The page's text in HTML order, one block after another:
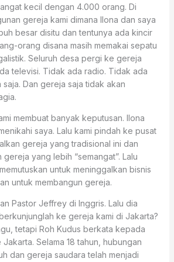
kecil dengan 4.000 orang. Di
gereja kami dimana Ilona dan saya
besar disitu dan tentunya ada kincir
orang disana masih memakai sepatu
Seluruh desa pergi ke gereja
televisi. Tidak ada radio. Tidak ada
saja. Dan gereja saja tidak akan
membuat banyak keputusan. Ilona
saya. Lalu kami pindah ke pusat
gereja yang tradisional ini dan
yang lebih “semangat”. Lalu
untuk meninggalkan bisnis
untuk membangun gereja.
Pastor Jeffrey di Inggris. Lalu dia
ke gereja kami di Jakarta?
tetapi Roh Kudus berkata kepada
Selama 18 tahun, hubungan
dan gereja saudara telah menjadi